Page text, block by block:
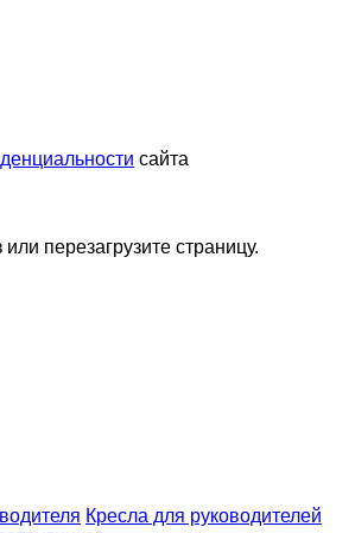
сайта
перезагрузите страницу.
Кресла для руководителей